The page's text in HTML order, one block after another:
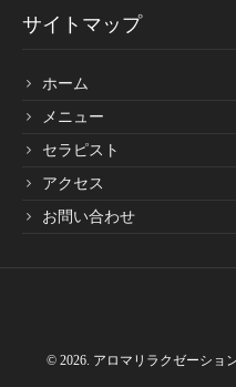
サイトマップ
ホーム
メニュー
セラピスト
アクセス
お問い合わせ
© 2026. アロマリラクゼーショ